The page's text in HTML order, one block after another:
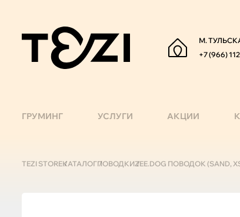
М.
+7 (966)
ГРУМИНГ УСЛУГИ АКЦИИ
TEZI STOREКАТАЛОГПОВОДКИZEE.DOG ПОВОДОК (SAND,